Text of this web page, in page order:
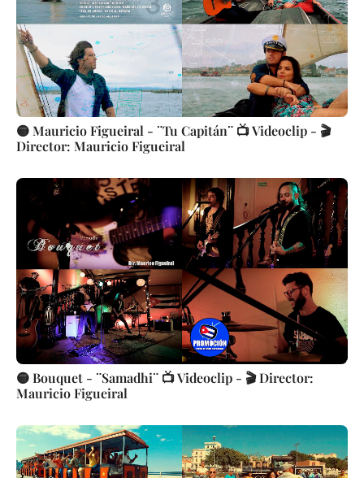
🟡 Mauricio Figueiral - ¨Tu Capitán¨ 📺 Videoclip - 🎬
Director: Mauricio Figueiral
🟡 Bouquet - ¨Samadhi¨ 📺 Videoclip - 🎬 Director:
Mauricio Figueiral